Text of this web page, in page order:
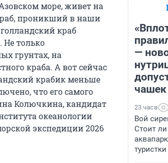
море, живет на
проникший в наши
краб
Не только
грунтах, на
краба. А вот сейчас
крабик меньше
что его самого
Колючкина, кандидат
океанологии
экспедиции 2026
—
чашек
23 часа
Вой
Стоит
туристки